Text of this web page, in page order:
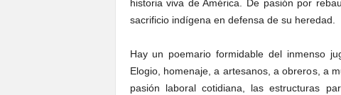
historia viva de América. De pasión por
sacrificio indígena en defensa de su heredad.
Hay un poemario formidable del inmenso
Elogio, homenaje, a artesanos, a obreros, a
pasión laboral cotidiana, las estructuras